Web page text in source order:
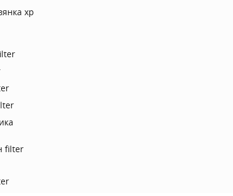
хр
filter